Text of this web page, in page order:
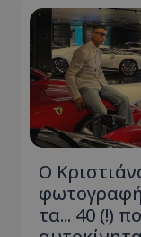
Ο
τα... 40 (!)